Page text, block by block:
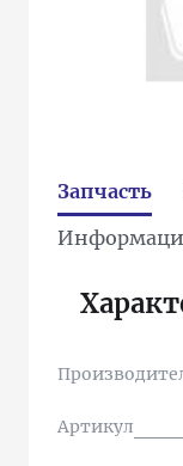
Запчасть
Артикул